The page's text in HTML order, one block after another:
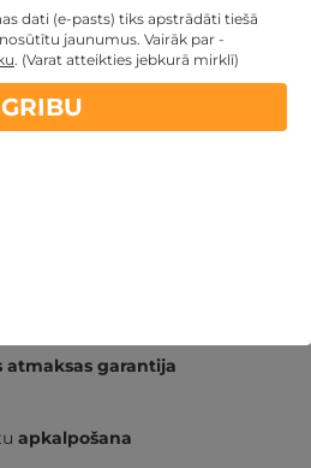
GRIBU
atmaksas garantija
apkalpošana
dati (e-pasts) tiks apstrādāti tiešā
jaunumus. Vairāk par -
. (Varat atteikties jebkurā mirklī)
GRIBU